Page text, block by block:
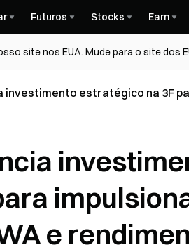
Futuros Stocks Earn
site nos EUA. Mude para o site dos
investimento estratégico na 3F
e